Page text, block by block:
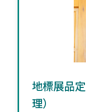
地標展品
理）